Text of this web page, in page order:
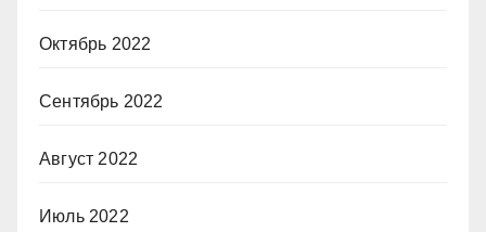
Октябрь 2022
Сентябрь 2022
Август 2022
Июль 2022